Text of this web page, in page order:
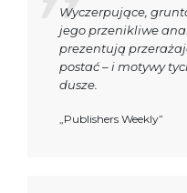
Wyczerpujące,
jego przenikliwe
prezentują
postać – i motywy
dusze.
„Publishers Weekly”